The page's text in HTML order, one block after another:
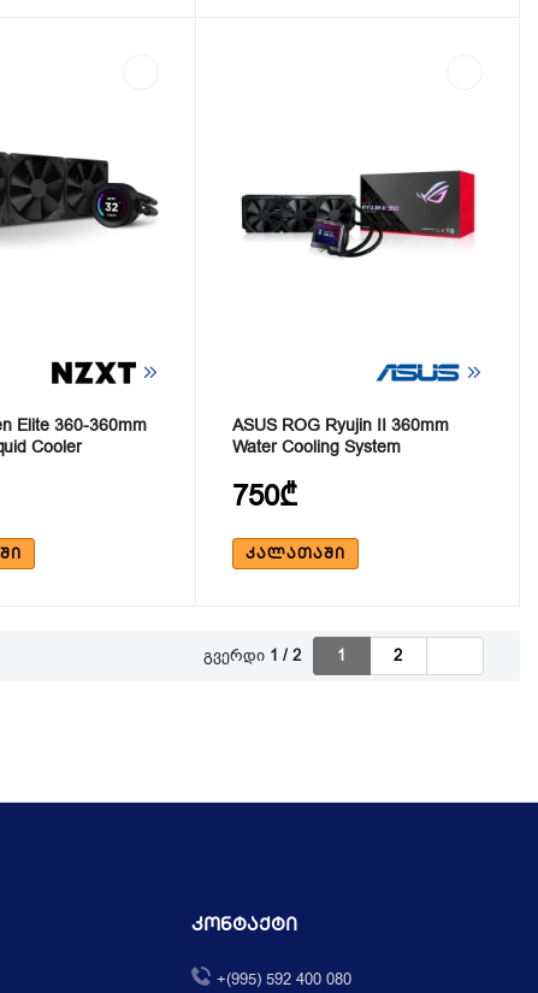
Elite 360-360mm
Cooler
ASUS ROG Ryujin II 360mm
Water Cooling System
750₾
ᲙᲐᲚᲐᲗᲐᲨᲘ
გვერდი 1 / 2 1 2
Კონტაქტი
+(995) 592 400 080